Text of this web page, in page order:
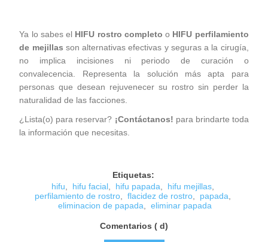
Ya lo sabes el HIFU rostro completo o HIFU perfilamiento
de mejillas son alternativas efectivas y seguras a la cirugía,
no implica incisiones ni periodo de curación o
convalecencia. Representa la solución más apta para
personas que desean rejuvenecer su rostro sin perder la
naturalidad de las facciones.
¿Lista(o) para reservar? ¡Contáctanos! para brindarte toda
la información que necesitas.
Etiquetas:
hifu
hifu facial, hifu papada hifu mejillas,
perfilamiento de rostro, flacidez de rostro, papada
eliminacion de papada
eliminar papada
Comentarios ( d)